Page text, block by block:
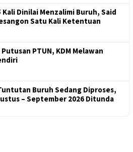
Kali Dinilai Menzalimi Buruh, Said
Satu Kali Ketentuan
PTUN, KDM Melawan
Buruh Sedang Diproses,
– September 2026 Ditunda